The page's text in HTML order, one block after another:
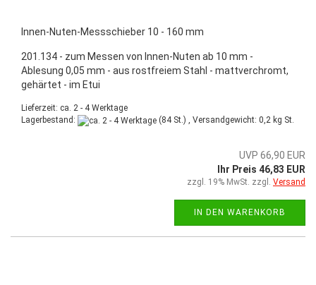
Innen-Nuten-Messschieber 10 - 160 mm
201.134 - zum Messen von Innen-Nuten ab 10 mm -
Ablesung 0,05 mm - aus rostfreiem Stahl - mattverchromt,
gehärtet - im Etui
Lieferzeit: ca. 2 - 4 Werktage
Lagerbestand:
(84 St.) , Versandgewicht: 0,2 kg St.
UVP 66,90 EUR
Ihr Preis 46,83 EUR
zzgl. 19% MwSt. zzgl. Versand
IN DEN WARENKORB